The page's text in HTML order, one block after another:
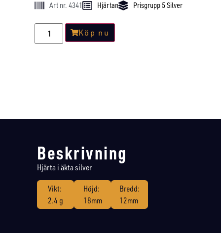
Art nr. 4341 Hjärtan Prisgrupp 5 Silver
Köp nu
Beskrivning
Hjärta i äkta silver
Vikt:
2.4 g
Höjd:
18mm
Bredd:
12mm